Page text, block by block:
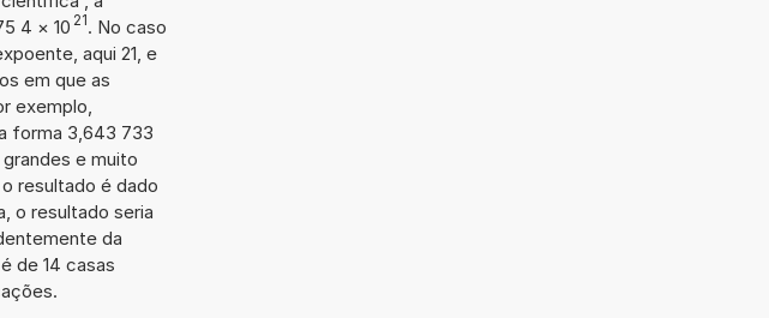
4 × 10 21. No caso
aqui 21, e
em que as
exemplo,
forma 3,643 733
e muito
resultado é dado
o resultado seria
da
de 14 casas